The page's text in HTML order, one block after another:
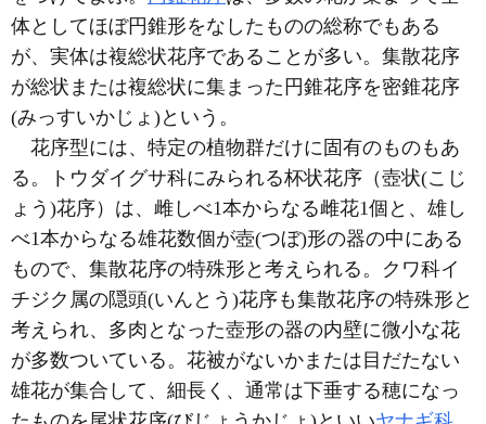
体としてほぼ円錐形をなしたものの総称でもある
が、実体は複総状花序であることが多い。集散花序
が総状または複総状に集まった円錐花序を密錐花序
(みっすいかじょ)という。
花序型には、特定の植物群だけに固有のものもあ
る。トウダイグサ科にみられる杯状花序（壺状(こじ
ょう)花序）は、雌しべ1本からなる雌花1個と、雄し
べ1本からなる雄花数個が壺(つぼ)形の器の中にある
もので、集散花序の特殊形と考えられる。クワ科イ
チジク属の隠頭(いんとう)花序も集散花序の特殊形と
考えられ、多肉となった壺形の器の内壁に微小な花
が多数ついている。花被がないかまたは目だたない
雄花が集合して、細長く、通常は下垂する穂になっ